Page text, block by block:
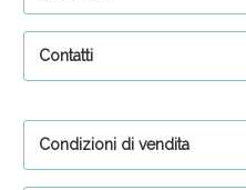
Contatti
Condizioni di vendita